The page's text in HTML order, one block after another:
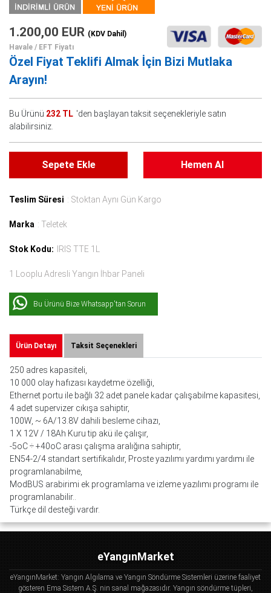
1.200,00 EUR (KDV Dahil)
Havale / EFT Fiyatı
Özel Fiyat Teklifi Almak İçin Bizi Mutlaka
Arayın!
Bu Ürünü 232 TL 'den başlayan taksit seçenekleriyle satın
alabilirsiniz.
Sepete Ekle Hemen Al
Teslim Süresi : Stoktan Aynı Gün Kargo
Marka : Teletek
Stok Kodu: IRIS TTE 1L
1 Looplu Adresli Yangın İhbar Paneli
Bu Ürünü Bize Whatsapp'tan Sorun
Ürün Detayı Taksit Seçenekleri
250 adres kapasiteli,
10 000 olay hafızası kaydetme özelliği,
Ethernet portu ile bağlı 32 adet panele kadar çalışabilme kapasitesi,
4 adet supervizer cıkışa sahiptir,
100W, ~ 6A/13.8V dahili besleme cihazı,
1 X 12V / 18Ah Kuru tip akü ile çalışır,
-5oC ÷ +40oC arası çalışma aralığına sahiptir,
EN54-2/4 standart sertifikalıdır, Proste yazılımı yardımı yardımı ile
programlanabilme,
ModBUS arabirimi ek programlama ve izleme yazılımı programı ile
programlanabilir..
Türkçe dil desteği vardır.
eYangınMarket
eYangınMarket: Yangın Algılama ve Yangın Söndürme Sistemleri üzerine faaliyet
gösteren Ema Sistem A.Ş. nin sanal mağazasıdır. Yangın söndürme tüpleri,